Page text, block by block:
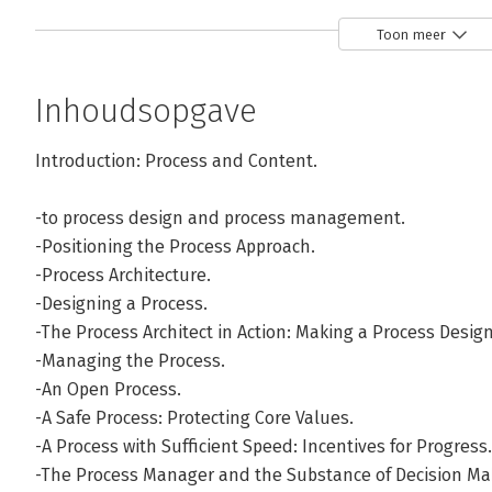
Techniek, Bestuur en
Hij is daarnaast onder andere
Netherlands Institute for City
Foto, Sake Elzinga
Andere boeken door Hans de Bruijn
Bekijk alle boeken
Toon meer
Inhoudsopgave
Introduction: Process and Content.
-to process design and process management.
-Positioning the Process Approach.
-Process Architecture.
-Designing a Process.
-The Process Architect in Action: Making a Process
-Managing the Process.
-An Open Process.
-A Safe Process: Protecting Core Values.
-A Process with Sufficient Speed: Incentives for Progress.
-The Process Manager and the Substance of Decision